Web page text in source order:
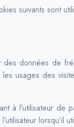
suivants sont
données de
usages des
à l’utilisateur
lorsqu’il